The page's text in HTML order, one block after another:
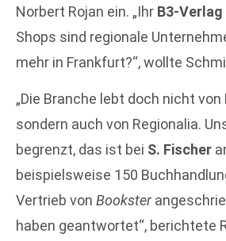
Norbert Rojan ein. „Ihr B3-Verlag
Shops sind regionale
mehr in Frankfurt?“, wollte
„Die Branche lebt doch nicht
sondern auch von Regionalia.
begrenzt, das ist bei S. Fischer
beispielsweise 150
Vertrieb von Bookster
haben geantwortet“, berichtete